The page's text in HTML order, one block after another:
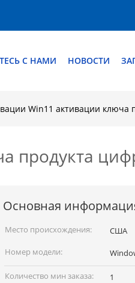
С НАМИ НОВОСТИ
Win11 активации ключа
продукта
Основная
Место происхождения:
США
Номер модели:
Количество мин заказа:
1